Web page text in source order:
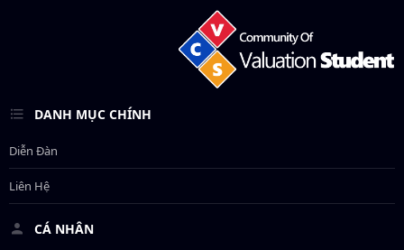
DANH MỤC CHÍNH
Diễn Đàn
Liên Hệ
CÁ NHÂN